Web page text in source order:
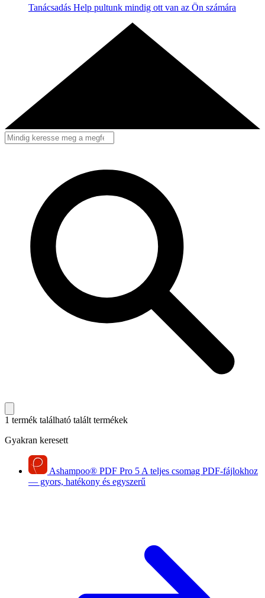
Tanácsadás Help pultunk mindig ott van az Ön számára
1 termék található talált termékek
Gyakran keresett
Ashampoo® PDF Pro 5 A teljes csomag PDF-fájlokhoz
— gyors, hatékony és egyszerű